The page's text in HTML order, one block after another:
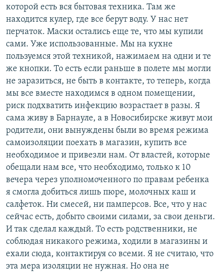
которой есть вся бытовая техника. Там же
находится кулер, где все берут воду. У нас нет
перчаток. Маски остались еще те, что мы купили
сами. Уже использованные. Мы на кухне
пользуемся этой техникой, нажимаем на одни и те
же кнопки. То есть если раньше в полете мы могли
не заразиться, не быть в контакте, то теперь, когда
мы все вместе находимся в одном помещении,
риск подхватить инфекцию возрастает в разы. Я
сама живу в Барнауле, а в Новосибирске живут мои
родители, они вынуждены были во время режима
самоизоляции поехать в магазин, купить все
необходимое и привезли нам. От властей, которые
обещали нам все, что необходимо, только к 10
вечера через уполномоченного по правам ребенка
я смогла добиться лишь пюре, молочных каш и
салфеток. Ни смесей, ни памперсов. Все, что у нас
сейчас есть, добыто своими силами, за свои деньги.
И так сделал каждый. То есть родственники, не
соблюдая никакого режима, ходили в магазины и
ехали сюда, контактируя со всеми. Я не считаю, что
эта мера изоляции не нужная. Но она не